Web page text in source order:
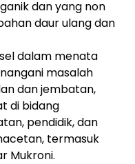
dan yang non
daur ulang dan
dalam menata
masalah
dan jembatan,
di bidang
pendidik, dan
termasuk
Mukroni.